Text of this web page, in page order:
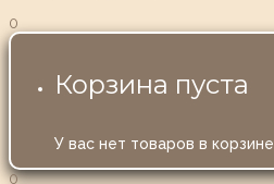
0
Корзина пуста
У вас нет товаров в корзине
0